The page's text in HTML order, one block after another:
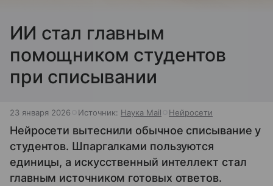
ИИ стал главным
помощником студентов
при списывании
23 января 2026 Источник: Наука Mail Нейросети
Нейросети вытеснили обычное списывание у
студентов. Шпаргалками пользуются
единицы, а искусственный интеллект стал
главным источником готовых ответов.